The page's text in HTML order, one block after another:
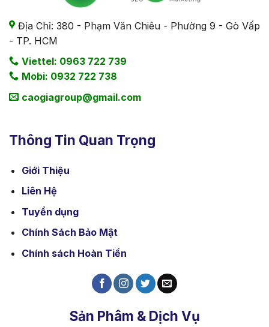
Địa Chỉ: 380 - Phạm Văn Chiêu - Phường 9 - Gò Vấp
- TP. HCM
Viettel: 0963 722 739
Mobi: 0932 722 738
caogiagroup@gmail.com
Thông Tin Quan Trọng
Giới Thiệu
Liên Hệ
Tuyển dụng
Chính Sách Bảo Mật
Chính sách Hoàn Tiền
Sản Phâm & Dịch Vụ